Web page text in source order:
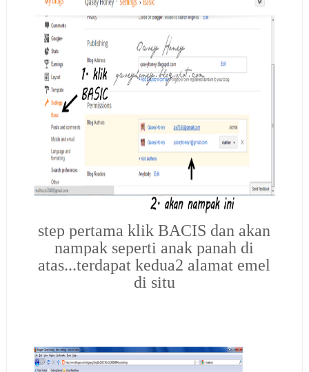
step pertama klik BACIS dan akan
nampak seperti anak panah di
atas...terdapat kedua2 alamat emel
di situ